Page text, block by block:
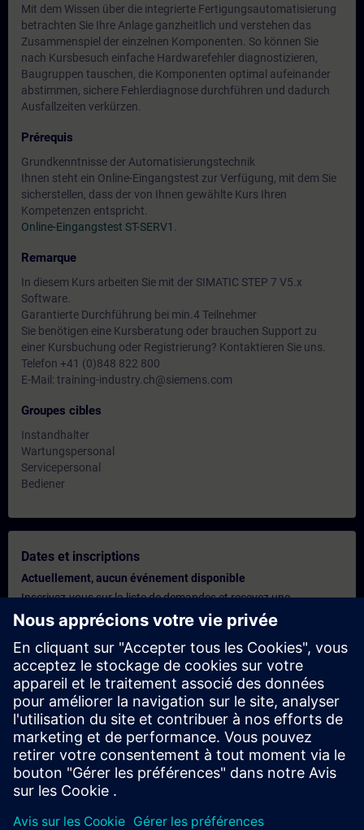
Mit dem Wissen über die integrierte Fertigungsautomatisierung
betrachten Sie Ihre Anlage ganzheitlich und verstehen das
Zusammenspiel der einzelnen Komponenten. So können Sie
nach Kursbesuch einfache Hardwarefehler diagnostizieren,
Baugruppen tauschen, die Komponenten optimal aufeinander
abstimmen, sichere Fehlerdiagnose durchführen und dadurch
Ausfallzeiten verkürzen.
Prérequis
Grundkenntnisse der Automatisierungstechnik
Ihnen steht ein Online-Eingangstest zur Verfügung, mit dem Sie
sicherstellen, dass der von Ihnen gewählte Kurs Ihren
Kompetenzen entspricht.
Online-Eingangstest ST-SERV1
Remarque
In diesem Kurs arbeiten Sie mit der SIMATIC STEP 7 V5.x
Software.
Garantierte Durchführung bei min.4 Teilnehmer
Sie benötigen eine Kursberatung oder brauchen Support zu
einer Kursbuchung oder Registrierung? Kontaktieren Sie uns.
Telefon +41 (0)848 822 800
E-Mail: training-industry.ch@siemens.com
Groupes cibles
Instandhalter
Wartungspersonal
Servicepersonal
Bediener
Dates et inscriptions
Actuellement, aucun événement disponible
Inscrivez-vous sur la liste de demandes et recevez une
notification dès que de nouvelles dates sont disponibles.
Activer le service de notification
Offre personnalisée
Vous avez besoin d'une offre personnalisée ? Après avoir fourni
vos données personnelles, nous vous enverrons immédiatement
une offre personnalisée à votre adresse électronique.
Envoyez une offre personnelle